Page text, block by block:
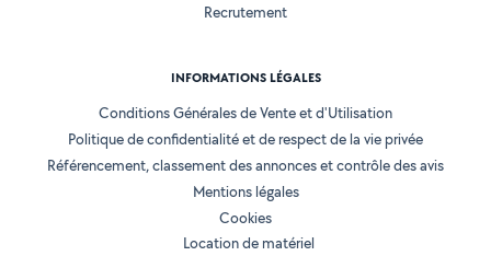
Recrutement
INFORMATIONS LÉGALES
Conditions Générales de Vente et d'Utilisation
Politique de confidentialité et de respect de la vie privée
Référencement, classement des annonces et contrôle des avis
Mentions légales
Cookies
Location de matériel